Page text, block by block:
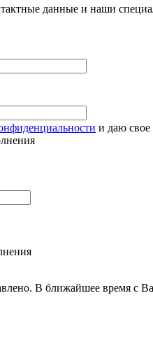
данные и наши
и даю свое
В ближайшее время с